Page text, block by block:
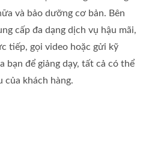
và bảo dưỡng cơ bản. Bên
cấp đa dạng dịch vụ hậu mãi,
tiếp, gọi video hoặc gửi kỹ
bạn để giảng dạy, tất cả có thể
của khách hàng.